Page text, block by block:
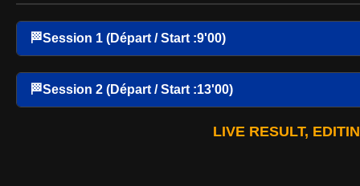
🏁Session 1 (Départ / Start :9'00)
🏁Session 2 (Départ / Start :13'00)
LIVE RESULT,